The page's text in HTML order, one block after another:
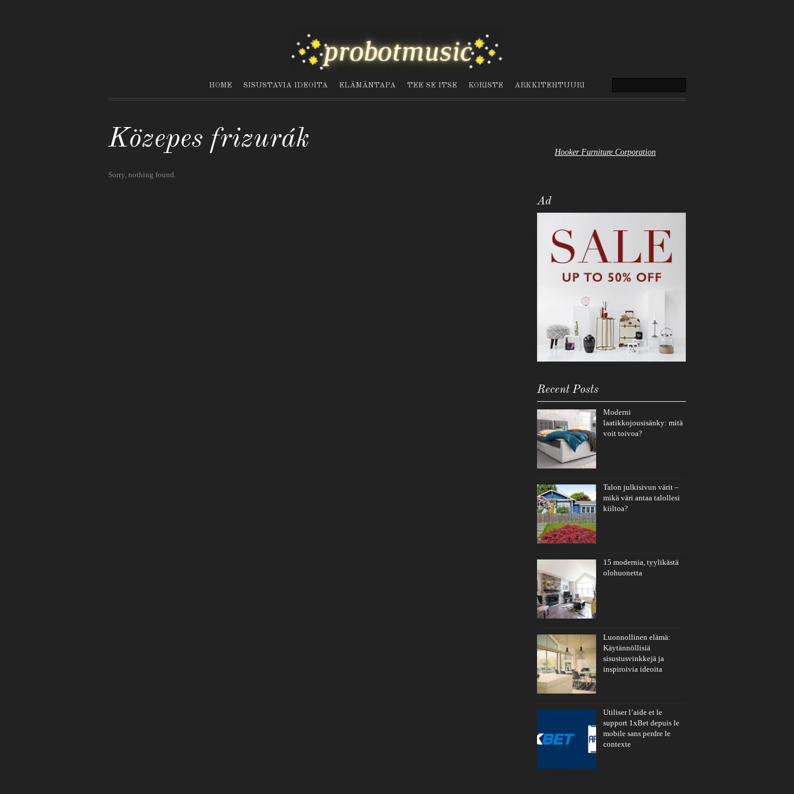
HOME SISUSTAVIA IDEOITA ELÄMÄNTAPA TEE SE ITSE KORISTE ARKKITEHTUURI
Közepes frizurák
Sorry, nothing found.
Hooker Furniture Corporation
Ad
Recent Posts
Moderni
laatikkojousisänky: mitä
voit toivoa?
Talon julkisivun värit –
mikä väri antaa talollesi
kiiltoa?
15 modernia, tyylikästä
olohuonetta
Luonnollinen elämä:
Käytännöllisiä
sisustusvinkkejä ja
inspiroivia ideoita
Utiliser l’aide et le
support 1xBet depuis le
mobile sans perdre le
contexte